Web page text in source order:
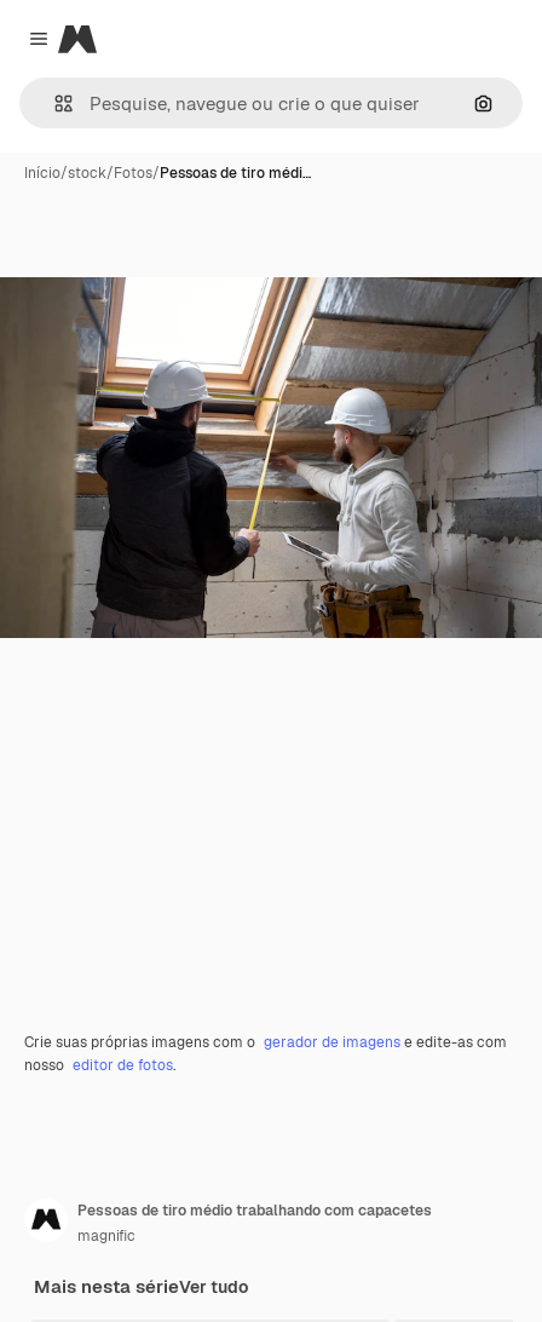
Close menu
Magnific
Início/stock/Fotos/Pessoas de tiro médi…
Crie suas próprias imagens com o gerador de imagense edite-as com
nosso editor de fotos.
Pessoas de tiro médio trabalhando com capacetes
magnific
Mais nesta sérieVer tudo